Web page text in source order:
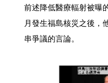
前述降低醫療輻射被曝
月發生福島核災之後，
串爭議的言論。